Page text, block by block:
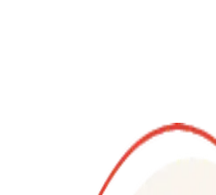
Erlebnisse: